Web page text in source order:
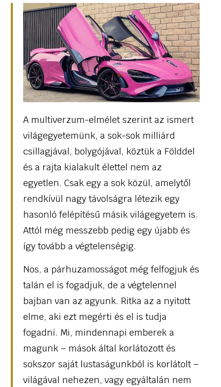
A multiverzum-elmélet szerint az ismert
világegyetemünk, a sok-sok milliárd
csillagjával, bolygójával, köztük a Földdel
és a rajta kialakult élettel nem az
egyetlen. Csak egy a sok közül, amelytől
rendkívül nagy távolságra létezik egy
hasonló felépítésű másik világegyetem is.
Attól még messzebb pedig egy újabb és
így tovább a végtelenségig.
Nos, a párhuzamosságot még felfogjuk és
talán el is fogadjuk, de a végtelennel
bajban van az agyunk. Ritka az a nyitott
elme, aki ezt megérti és el is tudja
fogadni. Mi, mindennapi emberek a
magunk – mások által korlátozott és
sokszor saját lustaságunkból is korlátolt –
világával nehezen, vagy egyáltalán nem